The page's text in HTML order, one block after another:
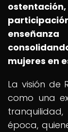
mujeres en
La visión de
como una
época,